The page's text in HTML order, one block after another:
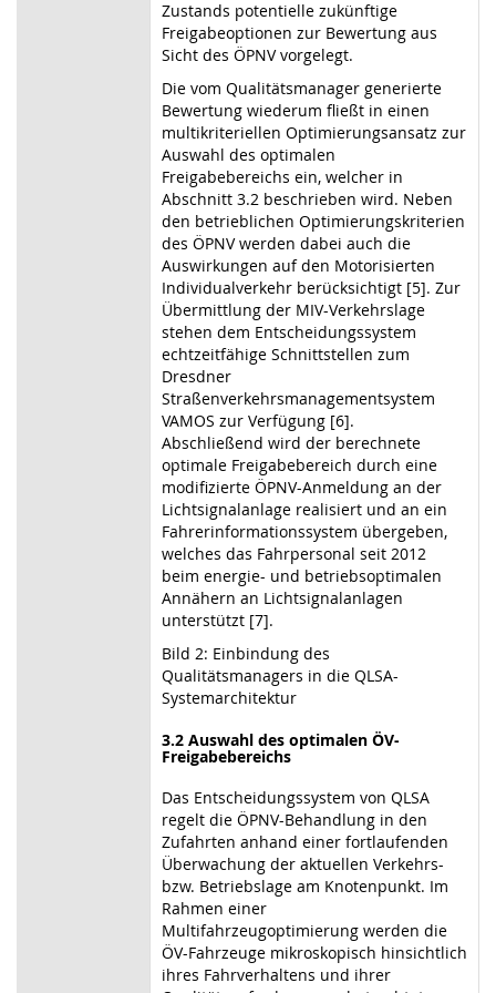
Zustands potentielle zukünftige
Freigabeoptionen zur Bewertung aus
Sicht des ÖPNV vorgelegt.
Die vom Qualitätsmanager generierte
Bewertung wiederum fließt in einen
multikriteriellen Optimierungsansatz zur
Auswahl des optimalen
Freigabebereichs ein, welcher in
Abschnitt 3.2 beschrieben wird. Neben
den betrieblichen Optimierungskriterien
des ÖPNV werden dabei auch die
Auswirkungen auf den Motorisierten
Individualverkehr berücksichtigt [5]. Zur
Übermittlung der MIV-Verkehrslage
stehen dem Entscheidungssystem
echtzeitfähige Schnittstellen zum
Dresdner
Straßenverkehrsmanagementsystem
VAMOS zur Verfügung [6].
Abschließend wird der berechnete
optimale Freigabebereich durch eine
modifizierte ÖPNV-Anmeldung an der
Lichtsignalanlage realisiert und an ein
Fahrerinformationssystem übergeben,
welches das Fahrpersonal seit 2012
beim energie- und betriebsoptimalen
Annähern an Lichtsignalanlagen
unterstützt [7].
Bild 2: Einbindung des
Qualitätsmanagers in die QLSA-
Systemarchitektur
3.2 Auswahl des optimalen ÖV-
Freigabebereichs
Das Entscheidungssystem von QLSA
regelt die ÖPNV-Behandlung in den
Zufahrten anhand einer fortlaufenden
Überwachung der aktuellen Verkehrs-
bzw. Betriebslage am Knotenpunkt. Im
Rahmen einer
Multifahrzeugoptimierung werden die
ÖV-Fahrzeuge mikroskopisch hinsichtlich
ihres Fahrverhaltens und ihrer